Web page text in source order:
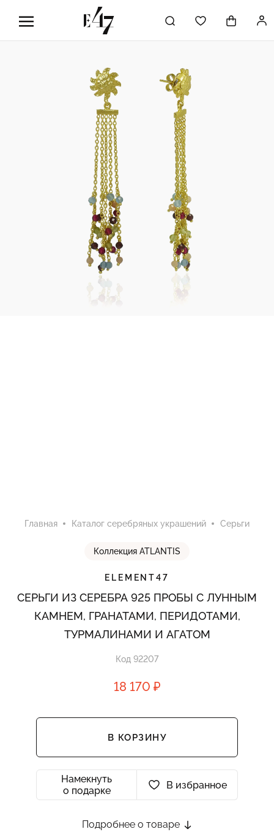
Главная Каталог серебряных украшений Серьги
Коллекция ATLANTIS
ELEMENT47
СЕРЬГИ ИЗ СЕРЕБРА 925 ПРОБЫ С ЛУННЫМ
КАМНЕМ, ГРАНАТАМИ, ПЕРИДОТАМИ,
ТУРМАЛИНАМИ И АГАТОМ
Код 92207
18 170 ₽
В КОРЗИНУ
Намекнуть
о подарке
В избранное
Подробнее о товаре